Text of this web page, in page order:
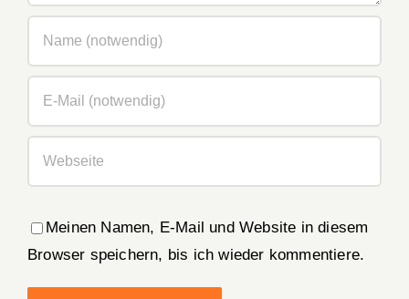
Meinen Namen, E-Mail und Website in diesem
Browser speichern, bis ich wieder kommentiere.